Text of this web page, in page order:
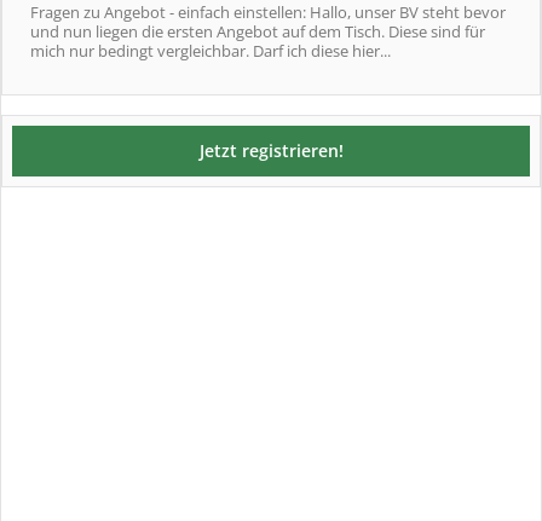
Fragen zu Angebot - einfach einstellen: Hallo, unser BV steht bevor
und nun liegen die ersten Angebot auf dem Tisch. Diese sind für
mich nur bedingt vergleichbar. Darf ich diese hier...
Jetzt registrieren!